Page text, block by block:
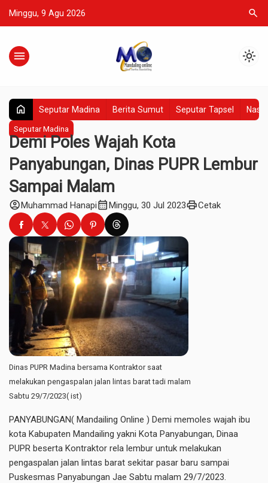
Minggu, 9 Agu 2026 search
menu light_mode
home Seputar Madina Berita Sumut Seputar Tapsel
Seputar Madina
Demi Poles Wajah Kota
Panyabungan, Dinas PUPR Lembur
Sampai Malam
account_circleMuhammad Hanapicalendar_monthMinggu, 30 Jul 2023printCetak
Dinas PUPR Madina bersama Kontraktor saat
melakukan pengaspalan jalan lintas barat tadi malam
Sabtu 29/7/2023( ist)
PANYABUNGAN( Mandailing Online ) Demi memoles wajah ibu
kota Kabupaten Mandailing yakni Kota Panyabungan, Dinaa
PUPR beserta Kontraktor rela lembur untuk melakukan
pengaspalan jalan lintas barat sekitar pasar baru sampai
Puskesmas Panyabungan Jae Sabtu malam 29/7/2023.